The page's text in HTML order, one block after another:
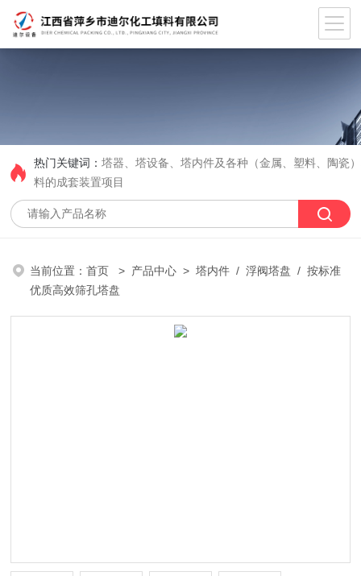
热门关键词：塔器、塔设备、塔内件及各种（金属、塑料、陶瓷
料的成套装置项目
当前位置：首页 > 产品中心 >塔内件 /浮阀塔盘 / 按标准
优质高效筛孔塔盘